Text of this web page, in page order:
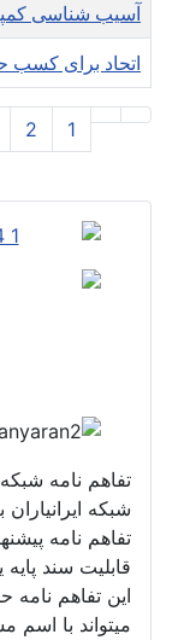
آسیب شناسی کمپین 1 میلیون
اتحاد برای کسب
1
2
تفاهم نامه شبکه
شبکه
تفاهم نامه
قابلیت سند
این تفاهم نامه
میتواند با اسم